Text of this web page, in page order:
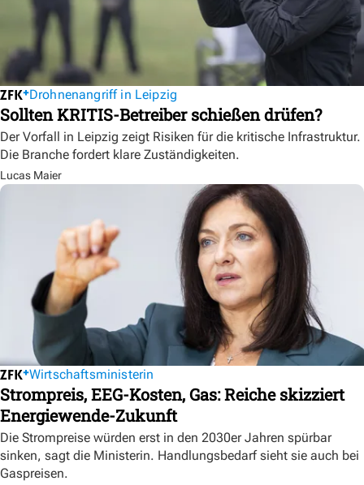
Drohnenangriff in Leipzig
Sollten KRITIS-Betreiber schießen drüfen?
Der Vorfall in Leipzig zeigt Risiken für die kritische Infrastruktur.
Die Branche fordert klare Zuständigkeiten.
Lucas Maier
Wirtschaftsministerin
Strompreis, EEG-Kosten, Gas: Reiche skizziert
Energiewende-Zukunft
Die Strompreise würden erst in den 2030er Jahren spürbar
sinken, sagt die Ministerin. Handlungsbedarf sieht sie auch bei
Gaspreisen.